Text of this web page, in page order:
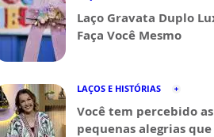
Laço Gravata Duplo
Faça Você Mesmo
LAÇOS E HISTÓRIAS
Você tem percebido as
pequenas alegrias que